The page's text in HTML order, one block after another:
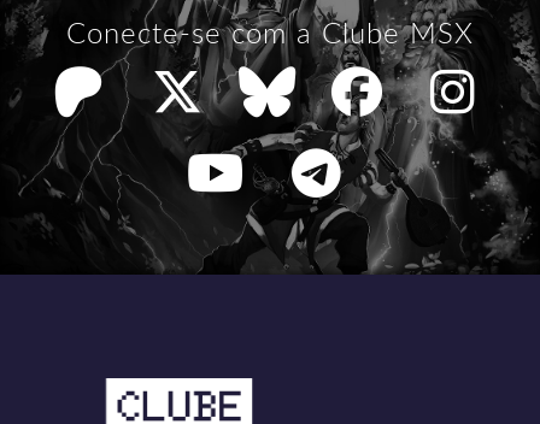
Conecte-se com a Clube MSX